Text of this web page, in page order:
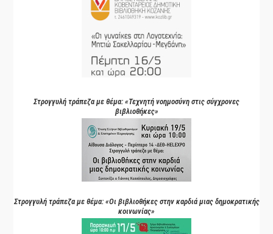
Στρογγυλή τράπεζα με θέμα: «Τεχνητή νοημοσύνη στις σύγχρονες
βιβλιοθήκες»
Στρογγυλή τράπεζα με θέμα: «Οι βιβλιοθήκες στην καρδιά μιας δημοκρατικής
κοινωνίας»